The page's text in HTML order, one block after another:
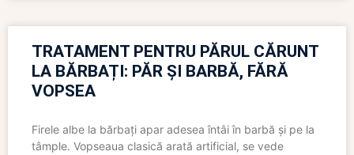
TRATAMENT PENTRU PĂRUL CĂRUNT
LA BĂRBAȚI: PĂR ȘI BARBĂ, FĂRĂ
VOPSEA
Firele albe la bărbați apar adesea întâi în barbă și pe la
tâmple. Vopseaua clasică arată artificial, se vede